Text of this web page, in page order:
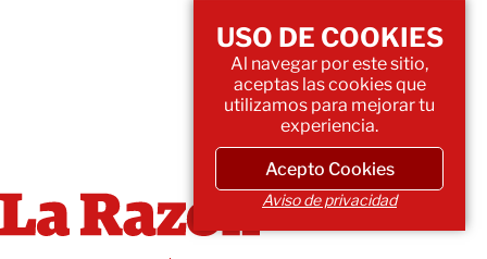
USO DE COOKIES
Al navegar por este sitio,
aceptas las cookies que
utilizamos para mejorar tu
experiencia.
Acepto Cookies
Aviso de privacidad